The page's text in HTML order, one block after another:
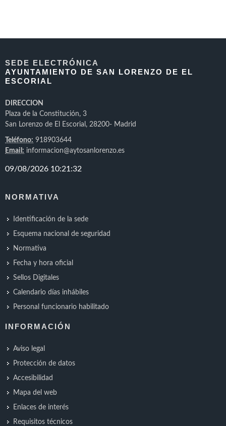
SEDE ELECTRÓNICA
AYUNTAMIENTO DE SAN LORENZO DE EL
ESCORIAL
DIRECCION
Plaza de la Constitución, 3
San Lorenzo de El Escorial, 28200- Madrid
Teléfono: 918903644
Email: informacion@aytosanlorenzo.es
NORMATIVA
Identificación de la sede
Esquema nacional de seguridad
Normativa
Fecha y hora oficial
Sellos Digitales
Calendario días inhábiles
Personal funcionario habilitado
INFORMACIÓN
Aviso legal
Protección de datos
Accesibilidad
Mapa del web
Enlaces de interés
Requisitos técnicos